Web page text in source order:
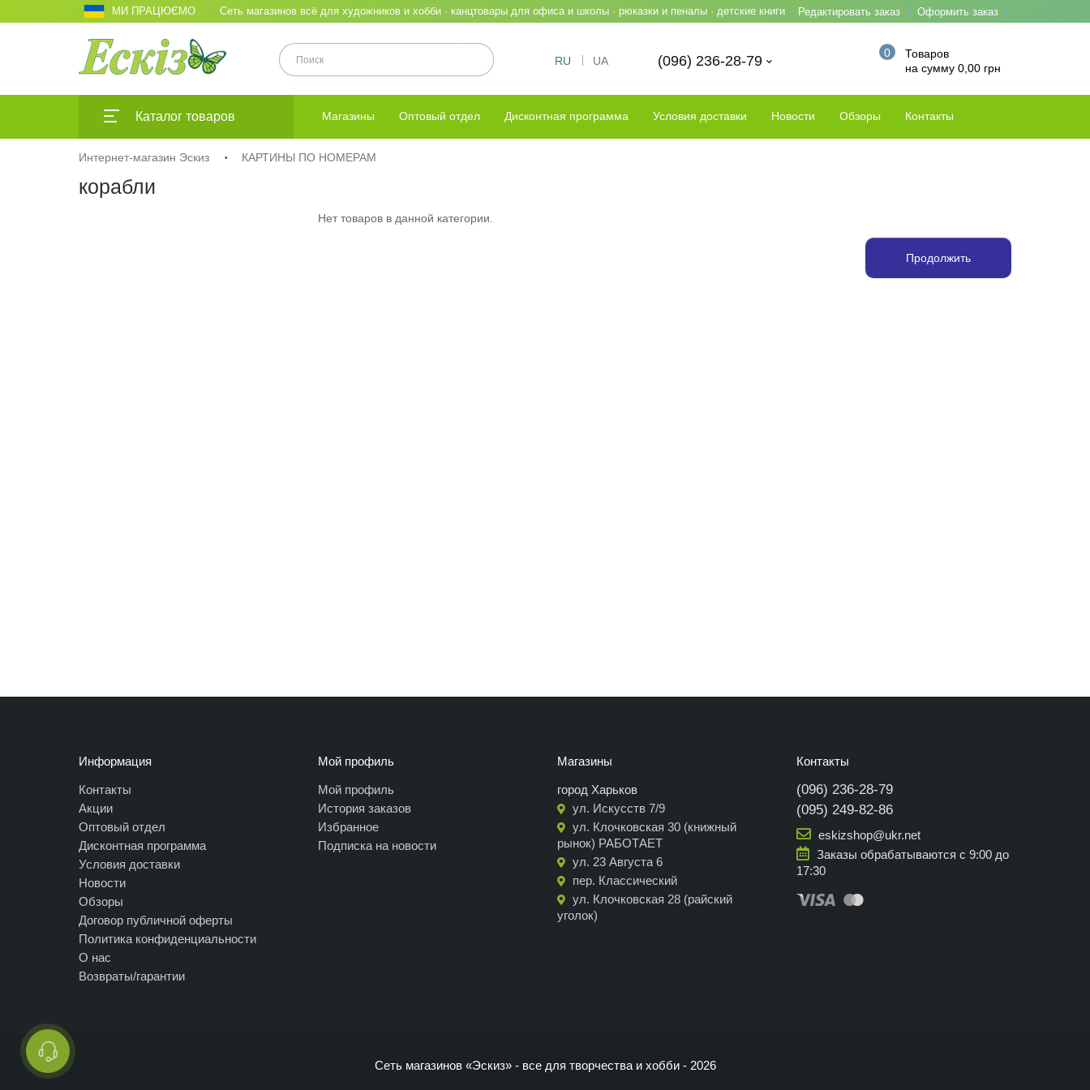
МИ ПРАЦЮЄМО Сеть магазинов всё для художников и хобби · канцтовары для офиса и школы · рюказки и пеналы · детские книги Оформить заказ
Редактировать заказ
RU UA
Товаров
0
на сумму 0,00 грн
(096) 236-28-79
Магазины Оптовый отдел Дисконтная программа Условия доставки Новости Обзоры Контакты
Каталог товаров
Интернет-магазин Эскиз КАРТИНЫ ПО НОМЕРАМ
корабли
Нет товаров в данной категории.
Продолжить
Информация
Контакты
Акции
Оптовый отдел
Дисконтная программа
Условия доставки
Новости
Обзоры
Договор публичной оферты
Политика конфиденциальности
О нас
Возвраты/гарантии
Мой профиль
Мой профиль
История заказов
Избранное
Подписка на новости
Магазины
город Харьков
ул. Искусств 7/9
ул. Клочковская 30 (книжный
рынок) РАБОТАЕТ
ул. 23 Августа 6
пер. Классический
ул. Клочковская 28 (райский
уголок)
Контакты
(096) 236-28-79
(095) 249-82-86
eskizshop@ukr.net
Заказы обрабатываются с 9:00 до
17:30
Сеть магазинов «Эскиз» - все для творчества и хобби - 2026